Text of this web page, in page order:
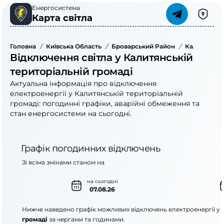
Енергосистема
Карта світла
Головна / Київська Область / Броварський Район /
Відключення світла у Калитянській
територіальній громаді
Актуальна інформація про відключення
електроенергії у Калитянській територіальній
громаді: погодинні графіки, аварійні обмеження та
стан енергосистеми на сьогодні.
Графік погодинних відключень
на сьогодні
07.08.26
Зі всіма змінами станом на
Нижче наведено графік можливих відключень електроенергії у
громаді за чергами та годинами.